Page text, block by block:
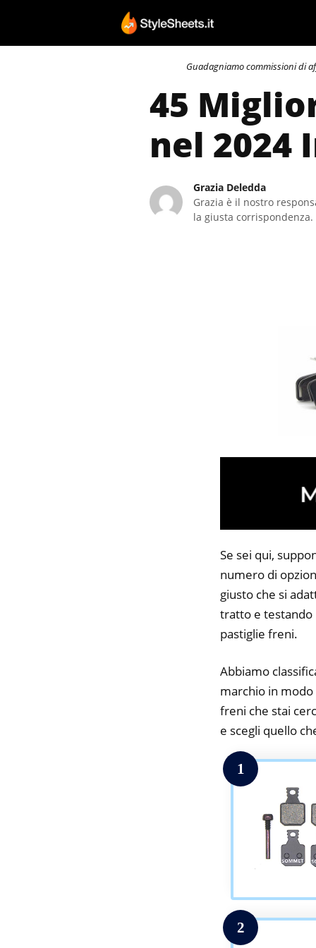
contenuto
Guadagniamo commissioni di
45
nel 2024
Grazia Deledda
Grazia è il nostro
la giusta
Se sei qui,
numero di
giusto che si
tratto e testando
pastiglie freni.
Abbiamo
marchio in
freni che stai
e scegli quello
1
2